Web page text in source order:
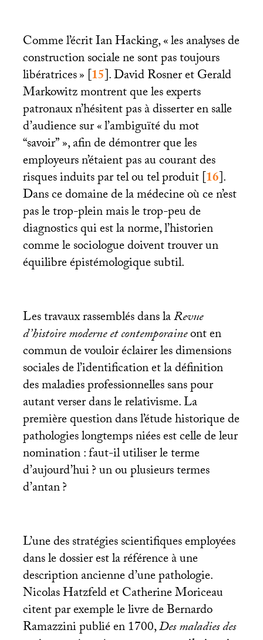
Comme l’écrit Ian Hacking, «les analyses de
construction sociale ne sont pas toujours
libératrices»[15]. David Rosner et Gerald
Markowitz montrent que les experts
patronaux n’hésitent pas à disserter en salle
d’audience sur «l’ambiguïté du mot
“savoir”», afin de démontrer que les
employeurs n’étaient pas au courant des
risques induits par tel ou tel produit[16].
Dans ce domaine de la médecine où ce n’est
pas le trop-plein mais le trop-peu de
diagnostics qui est la norme, l’historien
comme le sociologue doivent trouver un
équilibre épistémologique subtil.
Les travaux rassemblés dans laRevue
d’histoire moderne et contemporaineont en
commun de vouloir éclairer les dimensions
sociales de l’identification et la définition
des maladies professionnelles sans pour
autant verser dans le relativisme. La
première question dans l’étude historique de
pathologies longtemps niées est celle de leur
nomination : faut-il utiliser le terme
d’aujourd’hui? un ou plusieurs termes
d’antan?
L’une des stratégies scientifiques employées
dans le dossier est la référence à une
description ancienne d’une pathologie.
Nicolas Hatzfeld et Catherine Moriceau
citent par exemple le livre de Bernardo
Ramazzini publié en 1700,Des maladies des